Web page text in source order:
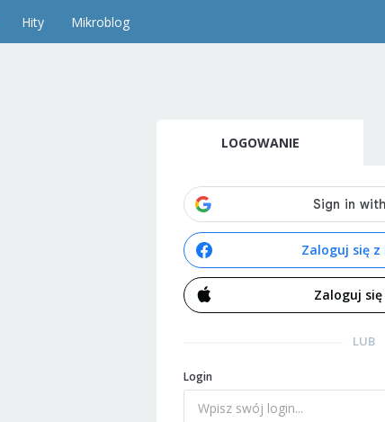
Hity Mikroblog
LOGOWANIE
Zaloguj się z
Zaloguj
LUB
Login